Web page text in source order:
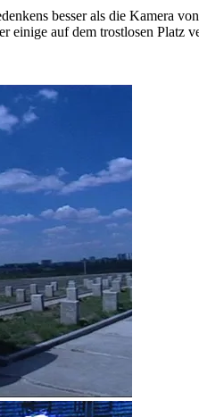
besser als die Kamera
einige auf dem trostlosen Platz